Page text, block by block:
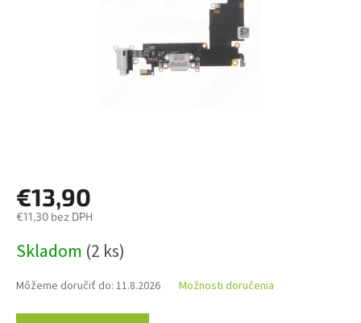
€13,90
€11,30 bez DPH
cena:
Skladom (2 ks)
Môžeme doručiť do: 11.8.2026 Možnosti doručenia